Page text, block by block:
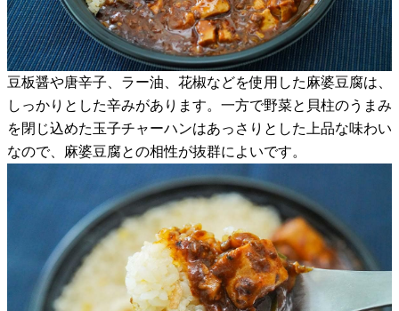
豆板醤や唐辛子、ラー油、花椒などを使用した麻婆豆腐は、
しっかりとした辛みがあります。一方で野菜と貝柱のうまみ
を閉じ込めた玉子チャーハンはあっさりとした上品な味わい
なので、麻婆豆腐との相性が抜群によいです。